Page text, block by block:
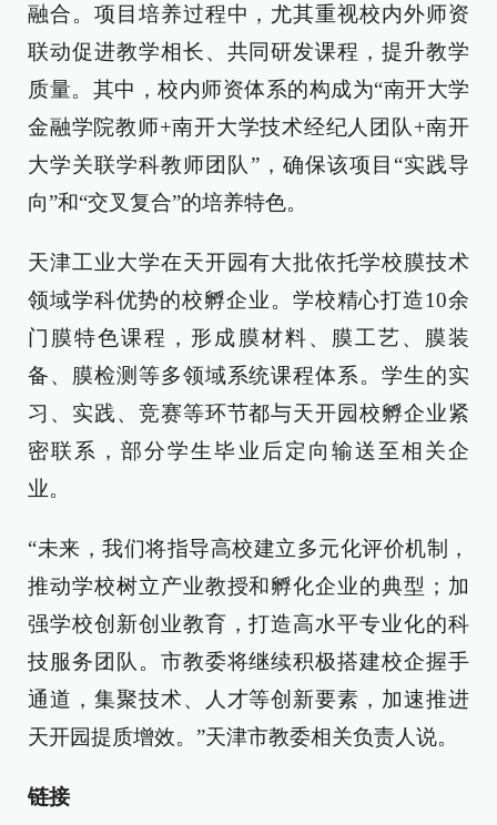
融合。项目培养过程中，尤其重视校内外师资
联动促进教学相长、共同研发课程，提升教学
质量。其中，校内师资体系的构成为“南开大学
金融学院教师+南开大学技术经纪人团队+南开
大学关联学科教师团队”，确保该项目“实践导
向”和“交叉复合”的培养特色。
天津工业大学在天开园有大批依托学校膜技术
领域学科优势的校孵企业。学校精心打造10余
门膜特色课程，形成膜材料、膜工艺、膜装
备、膜检测等多领域系统课程体系。学生的实
习、实践、竞赛等环节都与天开园校孵企业紧
密联系，部分学生毕业后定向输送至相关企
业。
“未来，我们将指导高校建立多元化评价机制，
推动学校树立产业教授和孵化企业的典型；加
强学校创新创业教育，打造高水平专业化的科
技服务团队。市教委将继续积极搭建校企握手
通道，集聚技术、人才等创新要素，加速推进
天开园提质增效。”天津市教委相关负责人说。
链接